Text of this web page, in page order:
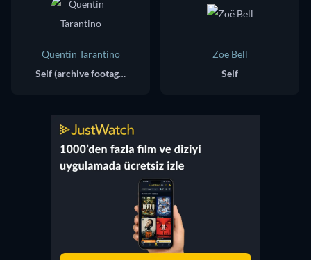
Quentin Tarantino
Self (archive footage)
Zoë Bell
Self